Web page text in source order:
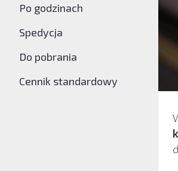
Po godzinach
Spedycja
Do pobrania
Cennik standardowy